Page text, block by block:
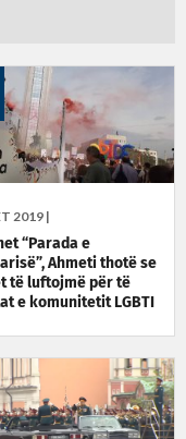
2019 |
“Parada e
Ahmeti thotë se
të luftojmë për të
e komunitetit LGBTI